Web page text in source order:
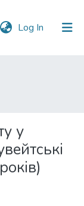
Log In (current)
у